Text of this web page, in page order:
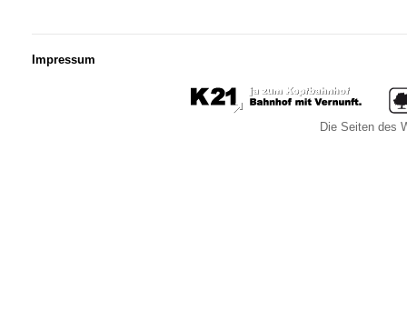
Impressum
Die Seiten des